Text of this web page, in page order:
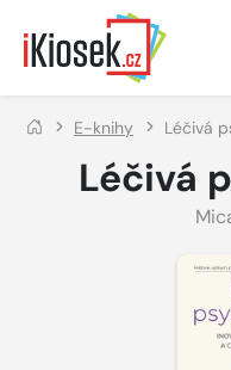
Přejít na hlavní obsah
E-knihy Léčivá
Léčivá